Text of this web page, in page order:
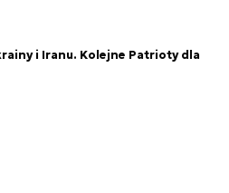
i Iranu. Kolejne Patrioty dla